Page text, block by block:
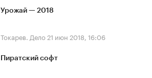
Урожай — 2018
Токарев. Дело 21 июн 2018, 16:06
Пиратский софт